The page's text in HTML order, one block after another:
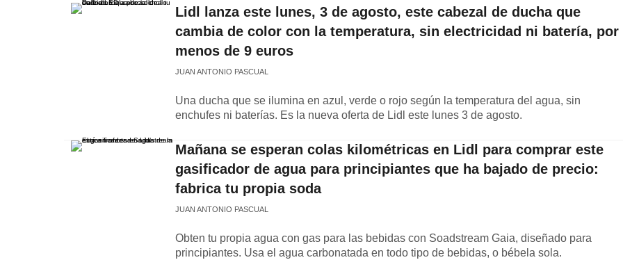
Lidl lanza este lunes, 3 de agosto, este cabezal de ducha que
cambia de color con la temperatura, sin electricidad ni batería, por
menos de 9 euros
JUAN ANTONIO PASCUAL
Una ducha que se ilumina en azul, verde o rojo según la temperatura del agua, sin
enchufes ni baterías. Es la nueva oferta de Lidl este lunes 3 de agosto.
Mañana se esperan colas kilométricas en Lidl para comprar este
gasificador de agua para principiantes que ha bajado de precio:
fabrica tu propia soda
JUAN ANTONIO PASCUAL
Obten tu propia agua con gas para las bebidas con Soadstream Gaia, diseñado para
principiantes. Usa el agua carbonatada en todo tipo de bebidas, o bébela sola.